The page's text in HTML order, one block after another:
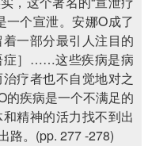
一个宣泄。安娜O成了
一部分最引人注目的
症］……这些疾病是病
疗者也不自觉地对之
疾病是一个不满足的
精神的活力找不到出
路。(pp. 277 -278)